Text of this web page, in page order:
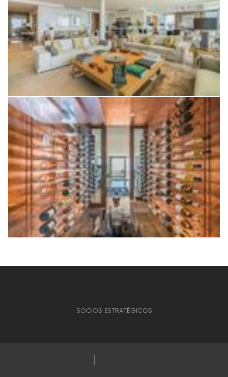
SOCIOS ESTRATÉGICOS